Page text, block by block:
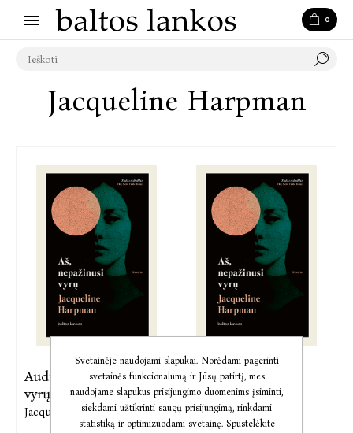
0
Jacqueline Harpman
Audio Aš, nepažinusi
vyrų
Jacqueline Harpman
Aš, nepažinusi vyrų
Jacqueline Harpman
Svetainėje naudojami slapukai. Norėdami pagerinti
svetainės funkcionalumą ir Jūsų patirtį, mes
naudojame slapukus prisijungimo duomenims įsiminti,
siekdami užtikrinti saugų prisijungimą, rinkdami
statistiką ir optimizuodami svetainę. Spustelėkite